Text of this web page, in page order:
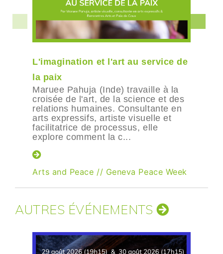
L'imagination et l'art au service de
la paix
Maruee Pahuja (Inde) travaille à la
croisée de l'art, de la science et des
relations humaines. Consultante en
arts expressifs, artiste visuelle et
facilitatrice de processus, elle
explore comment la c...
Arts and Peace // Geneva Peace Week
AUTRES ÉVÉNEMENTS